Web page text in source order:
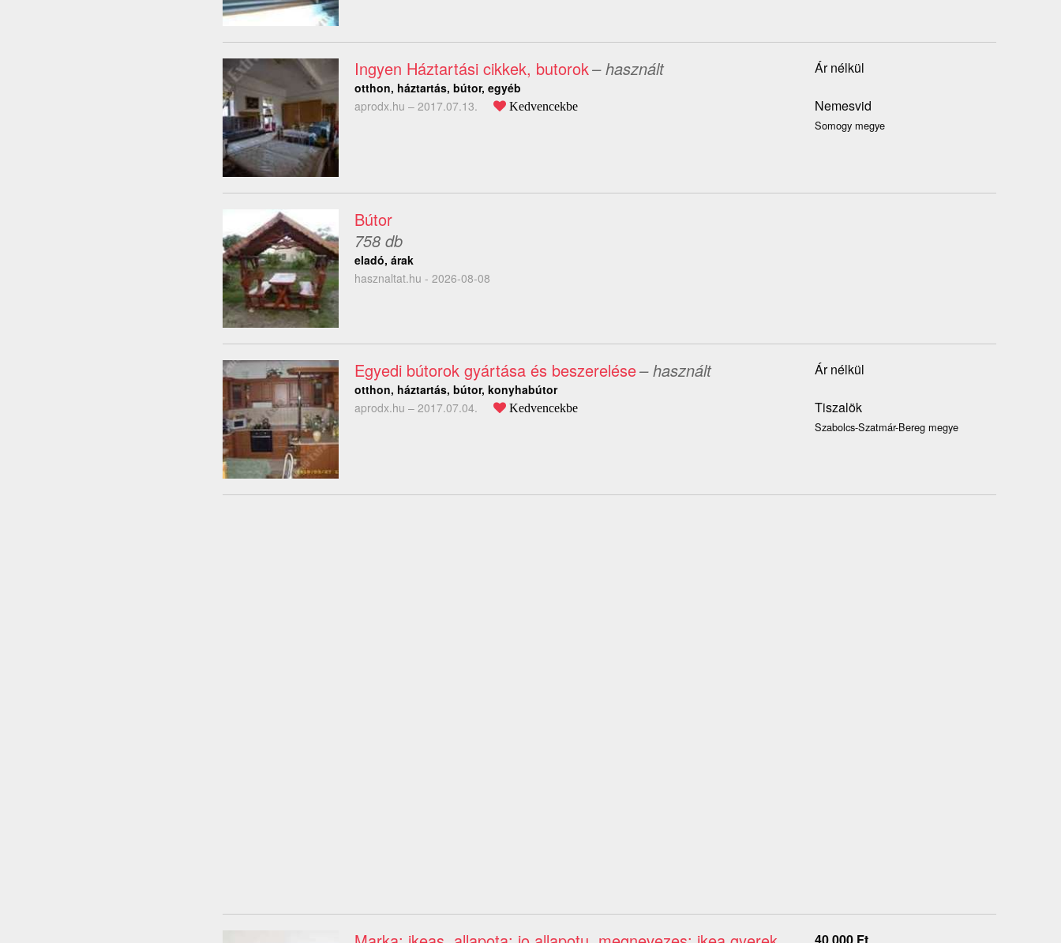
Ingyen Háztartási cikkek, butorok– használt
otthon, háztartás, bútor, egyéb
aprodx.hu – 2017.07.13. Kedvencekbe
Ár nélkül
Nemesvid
Somogy megye
Bútor
758 db
eladó, árak
hasznaltat.hu - 2026-08-08
Egyedi bútorok gyártása és beszerelése– használt
otthon, háztartás, bútor, konyhabútor
aprodx.hu – 2017.07.04. Kedvencekbe
Ár nélkül
Tiszalök
Szabolcs-Szatmár-Bereg megye